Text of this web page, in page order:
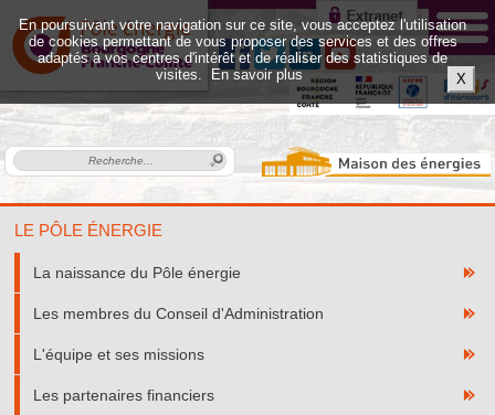
LE PÔLE ÉNERGIE
La naissance du Pôle énergie
Les membres du Conseil d'Administration
L'équipe et ses missions
Les partenaires financiers
En poursuivant votre navigation sur ce site, vous acceptez l'utilisation
de cookies permettant de vous proposer des services et des offres
adaptés à vos centres d'intérêt et de réaliser des statistiques de
visites.
En savoir plus X